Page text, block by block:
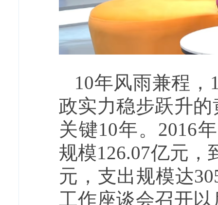
10年风雨兼程
政实力稳步跃升
关键10年。2016
规模126.07亿元，
元，支出规模达
工作座谈会召开